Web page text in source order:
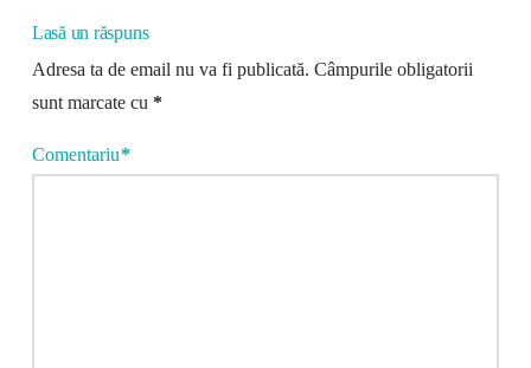
Lasă un răspuns
Adresa ta de email nu va fi publicată. Câmpurile obligatorii
sunt marcate cu *
Comentariu*